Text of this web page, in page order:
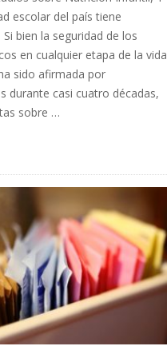
escolar del país tiene
bien la seguridad de los
en cualquier etapa de la vida
sido afirmada por
durante casi cuatro décadas,
sobre …